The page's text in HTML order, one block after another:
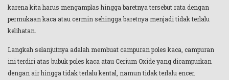
karena kita harus mengamplas hingga baretnya tersebut rata dengan
permukaan kaca atau cermin sehingga baretnya menjadi tidak terlalu
kelihatan.
Langkah selanjutnya adalah membuat campuran poles kaca, campuran
ini terdiri atas bubuk poles kaca atau Cerium Oxide yang dicampurkan
dengan air hingga tidak terlalu kental, namun tidak terlalu encer.